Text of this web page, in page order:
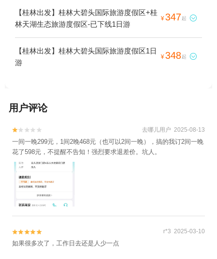
【桂林出发】桂林大碧头国际旅游度假区+桂
林天湖生态旅游度假区-已下线1日游
¥347起 
【桂林出发】桂林大碧头国际旅游度假区1日
游
¥348起 
用户评论

 去哪儿用户 2025-08-13
一间一晚299元，1间2晚468元（也可以2间一晚），搞的我订2间一晚
花了598元，不提醒不告知！强烈要求退差价。坑人。

 r*3 2025-03-10
如果很多次了，工作日去还是人少一点